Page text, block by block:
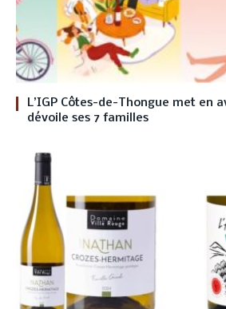
L’IGP Côtes-de-Thongue met en
dévoile ses 7 familles